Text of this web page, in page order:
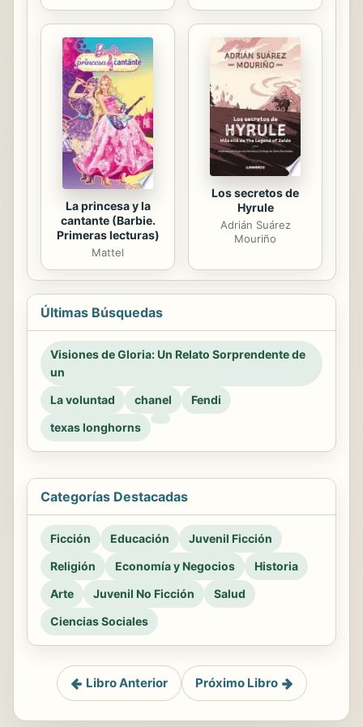
La princesa y la
cantante (Barbie.
Primeras lecturas)
Mattel
Los secretos de
Hyrule
Adrián Suárez
Mouriño
Últimas Búsquedas
Visiones de Gloria: Un Relato Sorprendente de
un
La voluntad
chanel
Fendi
texas longhorns
Categorías Destacadas
Ficción Educación
Juvenil Ficción
Religión
Economía y Negocios
Historia
Arte
Juvenil No Ficción
Salud
Ciencias Sociales
Libro Anterior Próximo Libro